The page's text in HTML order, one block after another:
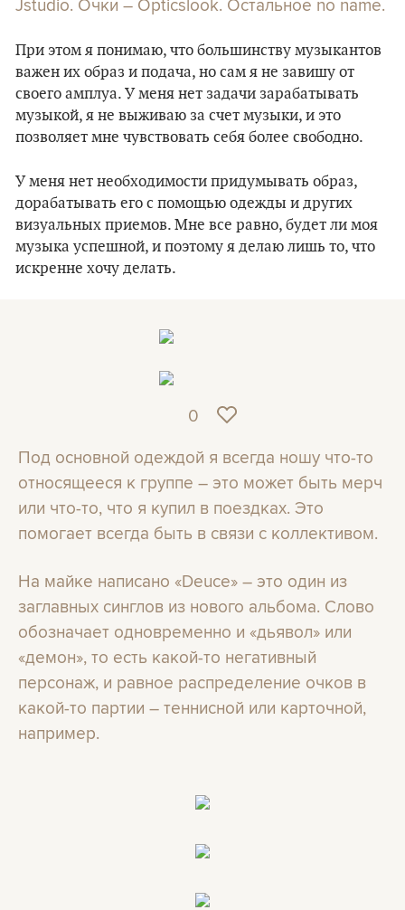
При этом я понимаю, что большинству музыкантов
важен их образ и подача, но сам я не завишу от
своего амплуа. У меня нет задачи зарабатывать
музыкой, я не выживаю за счет музыки, и это
позволяет мне чувствовать себя более свободно.
У меня нет необходимости придумывать образ,
дорабатывать его с помощью одежды и других
визуальных приемов. Мне все равно, будет ли моя
музыка успешной, и поэтому я делаю лишь то, что
искренне хочу делать.
0
Под основной одеждой я всегда ношу что-то
относящееся к группе – это может быть мерч
или что-то, что я купил в поездках. Это
помогает всегда быть в связи с коллективом.
На майке написано «Deuce» – это один из
заглавных синглов из нового альбома. Слово
обозначает одновременно и «дьявол» или
«демон», то есть какой-то негативный
персонаж, и равное распределение очков в
какой-то партии – теннисной или карточной,
например.